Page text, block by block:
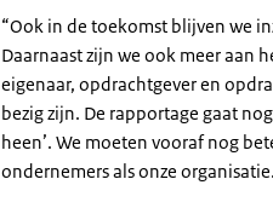
“Ook in de toekomst blijven we
Daarnaast zijn we ook meer aan
eigenaar, opdrachtgever en
bezig zijn. De rapportage gaat
heen’. We moeten vooraf nog
ondernemers als onze